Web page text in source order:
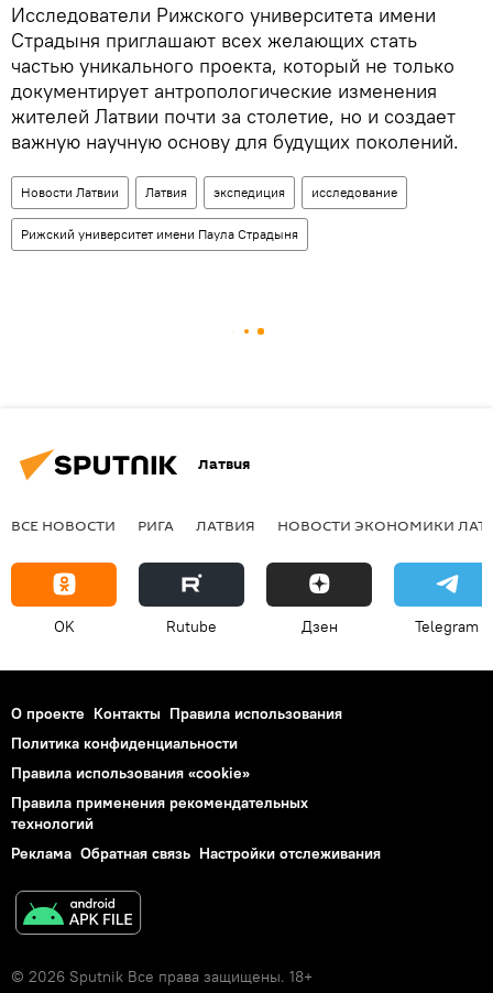
Исследователи Рижского университета имени
Страдыня приглашают всех желающих стать
частью уникального проекта, который не только
документирует антропологические изменения
жителей Латвии почти за столетие, но и создает
важную научную основу для будущих поколений.
Новости Латвии Латвия экспедиция исследование
Рижский университет имени Паула Страдыня
Латвия
ВСЕ НОВОСТИ РИГА ЛАТВИЯ НОВОСТИ ЭКОНОМИКИ
OK Rutube Дзен Telegram
О проекте Контакты Правила использования
Политика конфиденциальности
Правила использования «cookie»
Правила применения рекомендательных
технологий
Реклама Обратная связь Настройки отслеживания
© 2026 Sputnik Все права защищены. 18+